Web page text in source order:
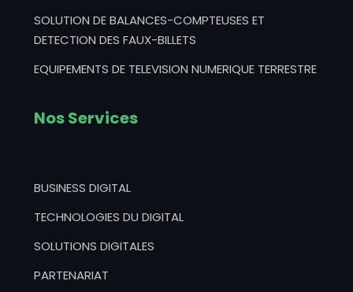
SOLUTION DE BALANCES-COMPTEUSES ET
DETECTION DES FAUX-BILLETS
EQUIPEMENTS DE TELEVISION NUMERIQUE TERRESTRE
Nos Services
BUSINESS DIGITAL
TECHNOLOGIES DU DIGITAL
SOLUTIONS DIGITALES
PARTENARIAT